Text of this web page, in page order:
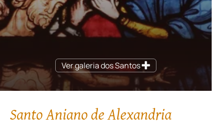
Ver galeria dos Santos
Santo Aniano de Alexandria